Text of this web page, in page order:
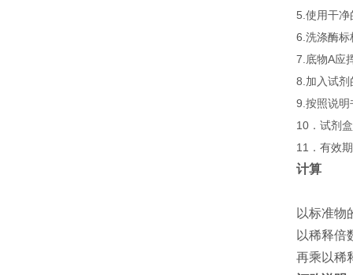
5.使用干净
6.洗涤酶标
7.底物A应
8.加入试剂
9.按照说明
10．试剂
11．有效
计算
以标准物
以稀释倍
再乘以稀